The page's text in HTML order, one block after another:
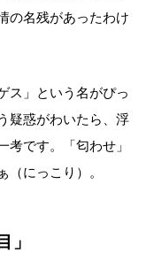
の名残があったわけ
ス」という名がぴっ
疑惑がわいたら、浮
考です。「匂わせ」
（にっこり）。
」